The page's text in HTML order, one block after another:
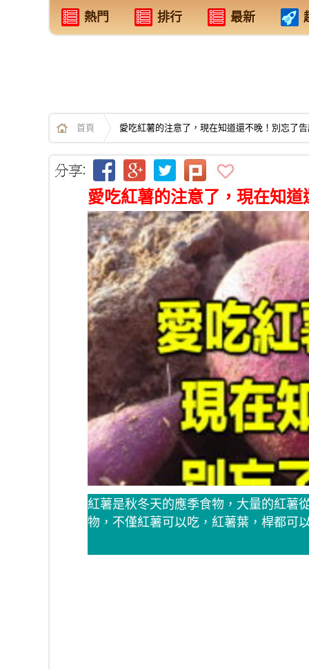
熱門 排行 最新
首頁 愛吃紅薯的注意了，現在知道還不晚！別忘了
愛吃紅薯的注意了，現在知
紅薯是秋冬天的應季食物，大量的紅薯
物，不僅紅薯可以吃，紅薯葉，桿都可